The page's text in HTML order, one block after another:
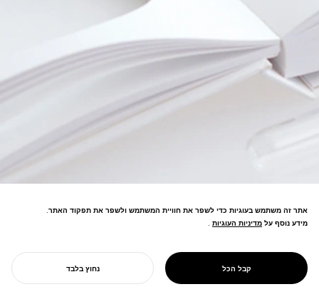
PROJECT
GRAVITY PEARL
שרשראות, סיכות באמצעות עיצוב חדשני
הניתן לשינוי צורה.
אתר זה משתמש בעוגיות כדי לשפר את חוויית המשתמש ולשפר את תפקוד האתר.
מידע נוסף על מדיניות העוגיות
מדיניות העוגיות .
קבל הכל נחוץ בלבד